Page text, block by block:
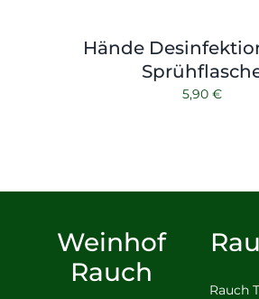
Hände
5,90 €
Weinhof
Rauch
Rauch